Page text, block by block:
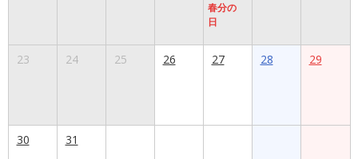
春分の
日
23 24 25 26 27 28 29
30 31